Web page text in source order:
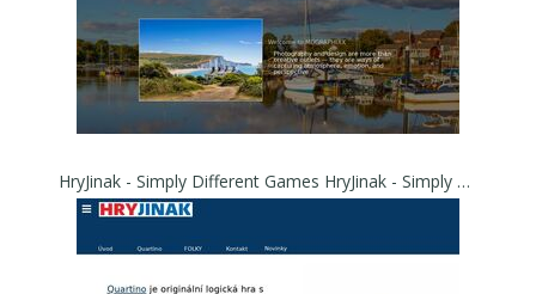
HryJinak - Simply Different Games HryJinak - Simply Different Games